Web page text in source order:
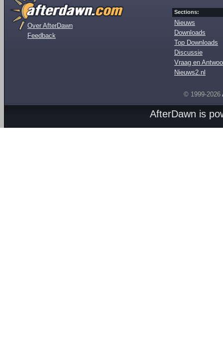
Over AfterDawn
Feedback
Sections:
Nieuws
Downloads
Top Downloads
Discussie
Vraag en
Nieuws2.nl
© 1999-2026
AfterDawn is